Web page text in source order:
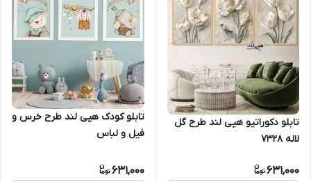
تابلو دکوراتیو هپی لند طرح گل
لاله 7328
631,000
تابلو کودک هپی لند طرح خرس و
فیل و لباس
631,000